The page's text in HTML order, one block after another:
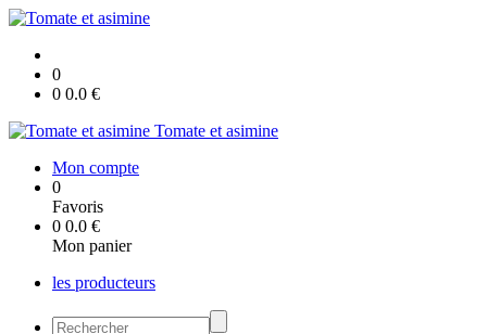
0
0 0.0 €
Tomate et asimine
Mon compte
0
Favoris
0 0.0 €
Mon panier
les producteurs